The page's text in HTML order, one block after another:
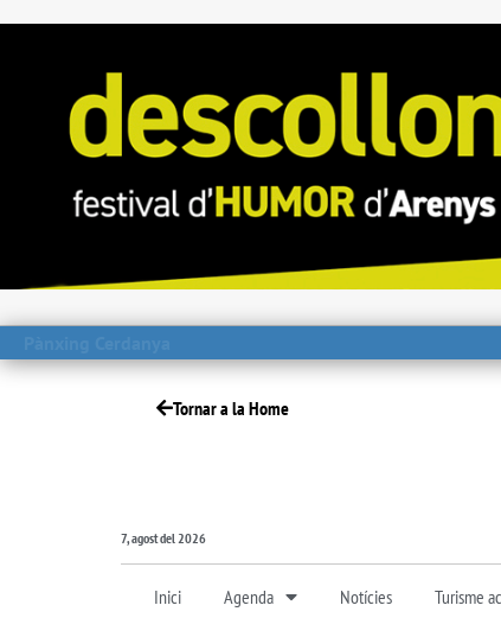
Tornar a la Home
7, agost del 2026
Inici Agenda Notícies Turisme